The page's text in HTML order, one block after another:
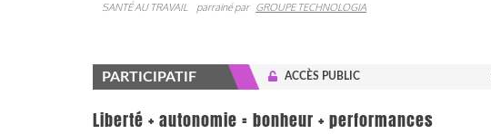
SANTÉ AU TRAVAIL parrainé par GROUPE TECHNOLOGIA
PARTICIPATIF ACCÈS PUBLIC
Liberté + autonomie = bonheur + performances